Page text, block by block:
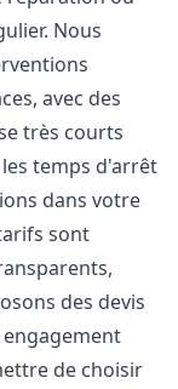
Nous
avec des
très courts
temps d'arrêt
dans votre
sont
des devis
de choisir